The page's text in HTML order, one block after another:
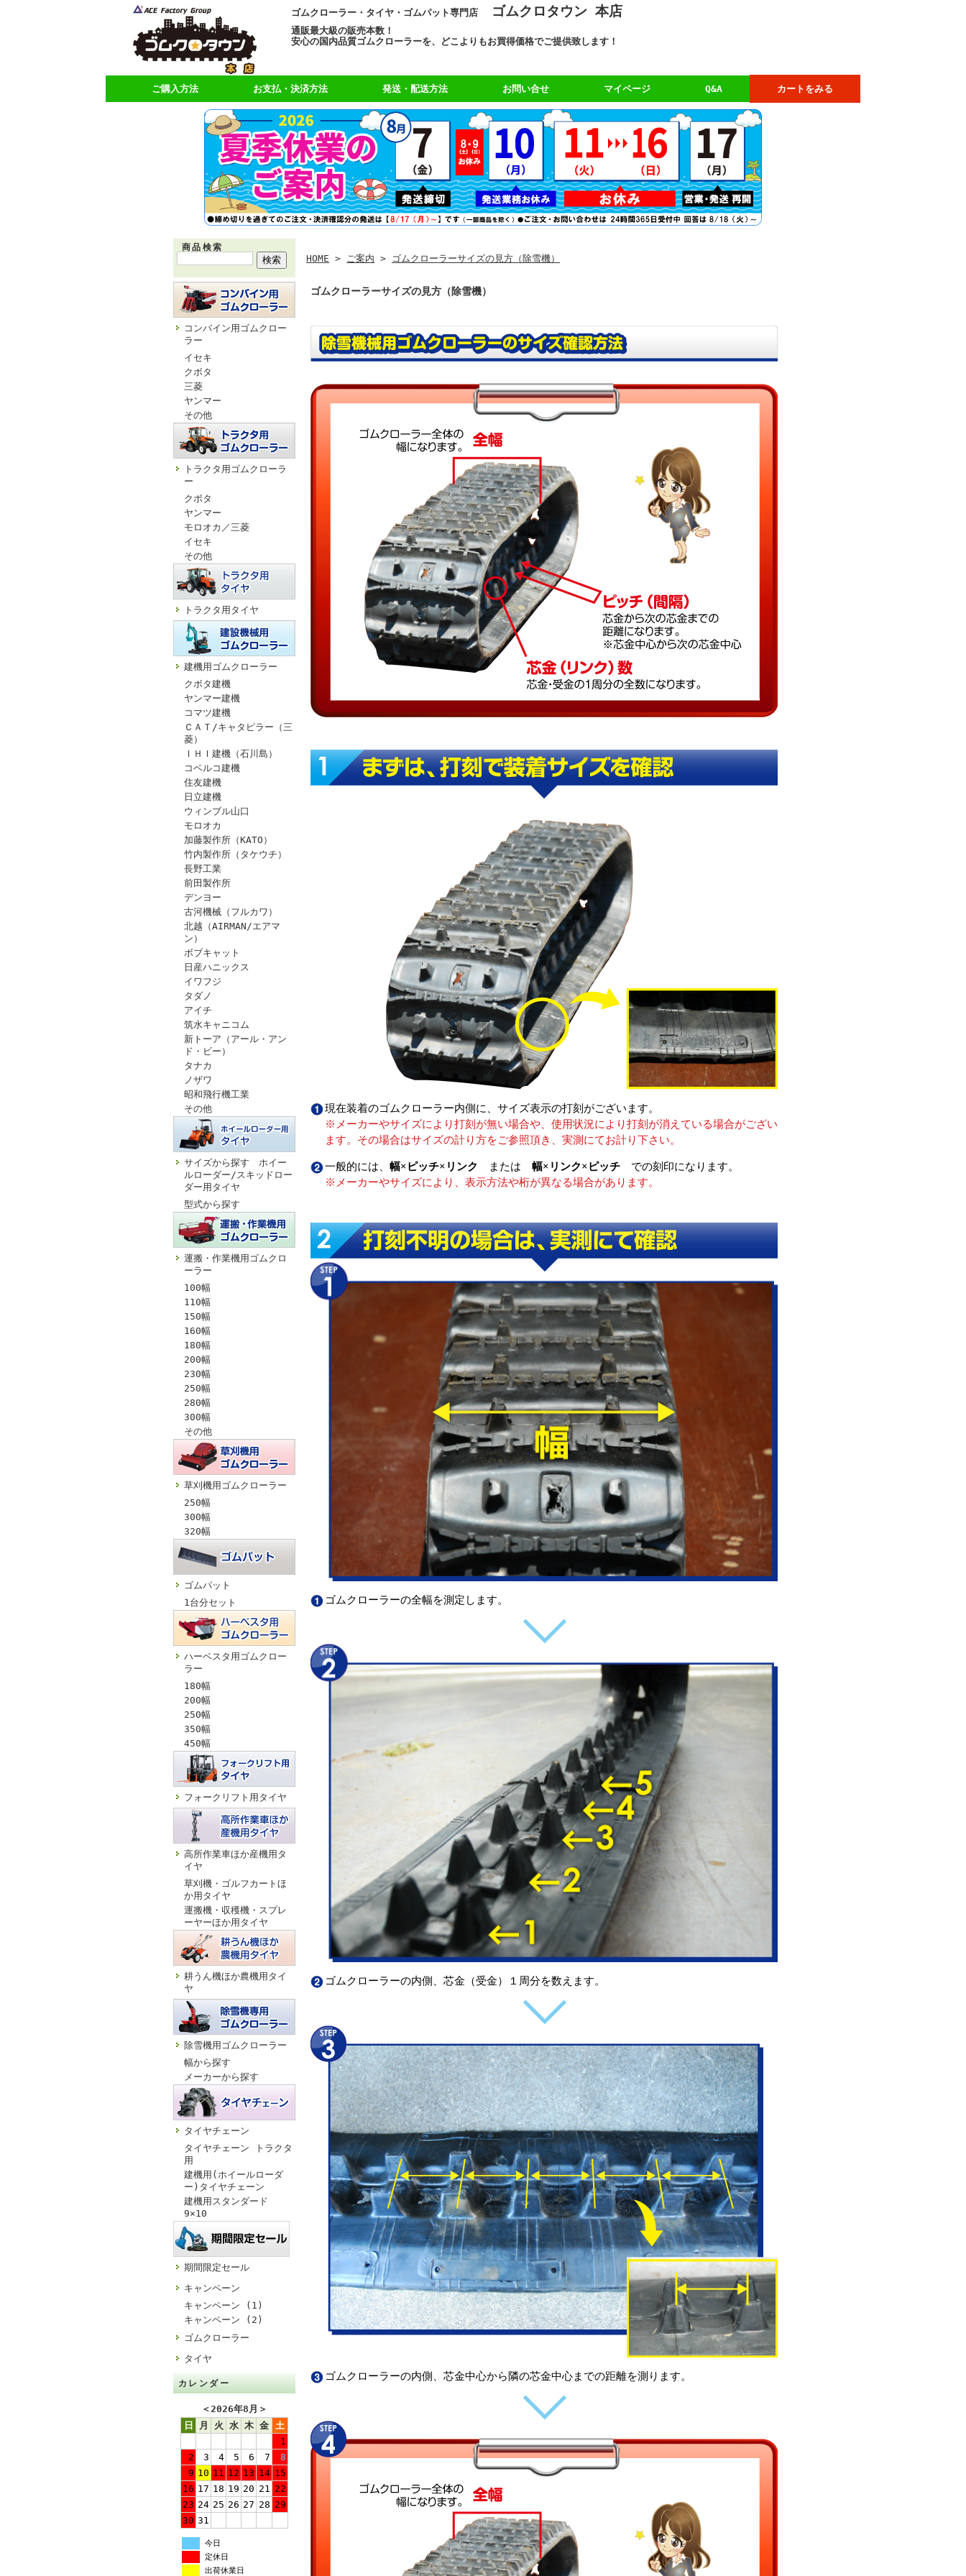
ゴムクローラー・タイヤ・ゴムパット専門店 ゴムクロタウン 本店
通販最大級の販売本数！
安心の国内品質ゴムクローラーを、どこよりもお買得価格でご提供致します！
ご購入方法 お支払・決済方法 発送・配送方法 お問い合せ マイページ Q&A カートをみる
商品検索
コンバイン用ゴムクロー
ラー
イセキ
クボタ
三菱
ヤンマー
その他
トラクタ用ゴムクローラ
ー
クボタ
ヤンマー
モロオカ／三菱
イセキ
その他
トラクタ用タイヤ
建機用ゴムクローラー
クボタ建機
ヤンマー建機
コマツ建機
ＣＡＴ/キャタピラー（三
菱）
ＩＨＩ建機（石川島）
コベルコ建機
住友建機
日立建機
ウィンブル山口
モロオカ
加藤製作所（KATO）
竹内製作所（タケウチ）
長野工業
前田製作所
デンヨー
古河機械（フルカワ）
北越（AIRMAN/エアマ
ン）
ボブキャット
日産ハニックス
イワフジ
タダノ
アイチ
筑水キャニコム
新トーア（アール・アン
ド・ビー）
タナカ
ノザワ
昭和飛行機工業
その他
サイズから探す ホイー
ルローダー/スキッドロー
ダー用タイヤ
型式から探す
運搬・作業機用ゴムクロ
ーラー
100幅
110幅
150幅
160幅
180幅
200幅
230幅
250幅
280幅
300幅
その他
草刈機用ゴムクローラー
250幅
300幅
320幅
ゴムパット
1台分セット
ハーベスタ用ゴムクロー
ラー
180幅
200幅
250幅
350幅
450幅
フォークリフト用タイヤ
高所作業車ほか産機用タ
イヤ
草刈機・ゴルフカートほ
か用タイヤ
運搬機・収穫機・スプレ
ーヤーほか用タイヤ
耕うん機ほか農機用タイ
ヤ
除雪機用ゴムクローラー
幅から探す
メーカーから探す
タイヤチェーン
タイヤチェーン トラクタ
用
建機用(ホイールローダ
ー)タイヤチェーン
建機用スタンダード
9×10
期間限定セール
キャンペーン
キャンペーン (1)
キャンペーン (2)
ゴムクローラー
タイヤ
カレンダー
＜2026年8月 ＞
日
月 火 水 木 金 土
1
2
3 4 5 6 7
8
9 10 11 12 13 14 15
16 17 18 19 20 21 22
23 24 25 26 27 28 29
30 31
今日
定休日
出荷休業日
HOME > ご案内 > ゴムクローラーサイズの見方（除雪機）
ゴムクローラーサイズの見方（除雪機）
現在装着のゴムクローラー内側に、サイズ表示の打刻がございます。
※メーカーやサイズにより打刻が無い場合や、使用状況により打刻が消えている場合がござい
ます。その場合はサイズの計り方をご参照頂き、実測にてお計り下さい。
一般的には、 幅×ピッチ×リンク または 幅×リンク×ピッチ での刻印になります。
※メーカーやサイズにより、表示方法や桁が異なる場合があります。
ゴムクローラーの全幅を測定します。
ゴムクローラーの内側、芯金（受金）１周分を数えます。
ゴムクローラーの内側、芯金中心から隣の芯金中心までの距離を測ります。